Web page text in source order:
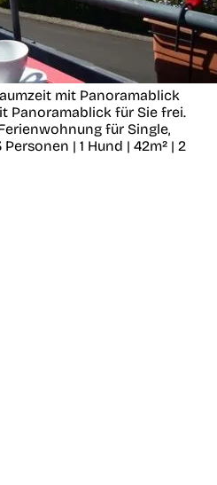
mit Panoramablick
Panoramablick für Sie frei.
für Single,
| 1 Hund | 42m² | 2